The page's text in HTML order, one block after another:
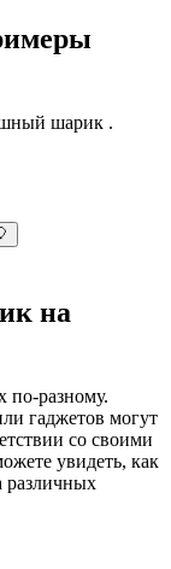
шарик .
на
по-разному.
гаджетов могут
со своими
увидеть, как